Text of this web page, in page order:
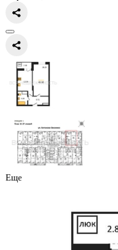
1-
26/27 этаж
Воронеж, Антонова-